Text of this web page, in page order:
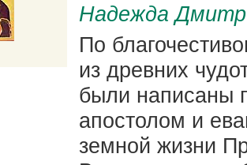
Надежда
По
из древних
были написаны
апостолом и
земной жизни